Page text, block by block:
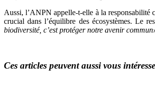
Aussi, l’ANPN appelle-t-elle à la responsabilité
crucial dans l’équilibre des écosystèmes. Le
biodiversité, c’est protéger notre avenir
Ces articles peuvent aussi vous